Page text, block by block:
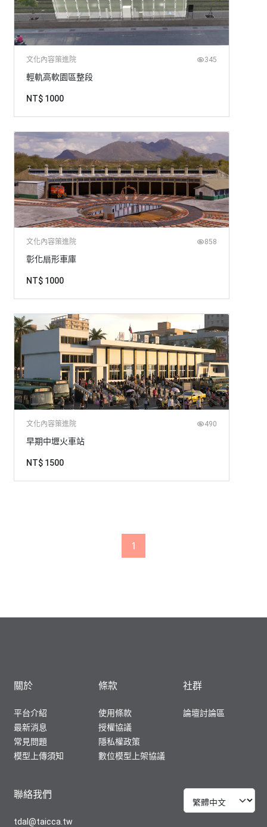
文化內容策進院 345
輕軌高軟園區整段
NT$ 1000
文化內容策進院 858
彰化扇形車庫
NT$ 1000
文化內容策進院 490
早期中壢火車站
NT$ 1500
1
關於
平台介紹
最新消息
常見問題
模型上傳須知
條款
使用條款
授權協議
隱私權政策
數位模型上架協議
社群
論壇討論區
聯絡我們
tdal@taicca.tw